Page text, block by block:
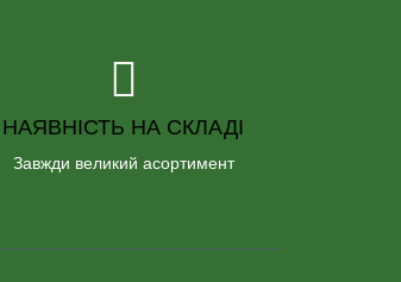
НАЯВНІСТЬ НА СКЛАДІ
Завжди великий асортимент